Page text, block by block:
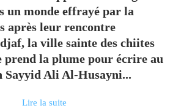
un monde effrayé par la
après leur rencontre
la ville sainte des chiites
prend la plume pour écrire au
Sayyid Ali Al-Husayni...
Lire la suite